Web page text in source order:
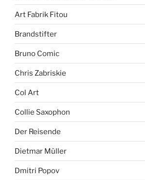
Art Fabrik Fitou
Brandstifter
Bruno Comic
Chris Zabriskie
Col Art
Collie Saxophon
Der Reisende
Dietmar Müller
Dmitri Popov